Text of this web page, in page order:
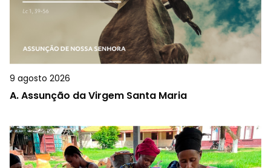
9 agosto 2026
A.Assunção da Virgem Santa Maria